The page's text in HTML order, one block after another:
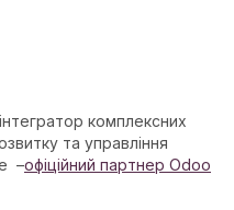
комплексних
та управління
–офіційний партнер Odoo